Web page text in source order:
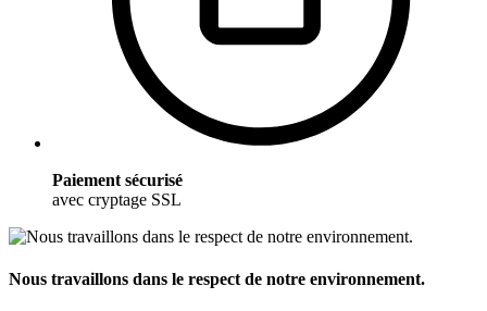
Paiement sécurisé
avec cryptage SSL
Nous travaillons dans le respect de notre environnement.